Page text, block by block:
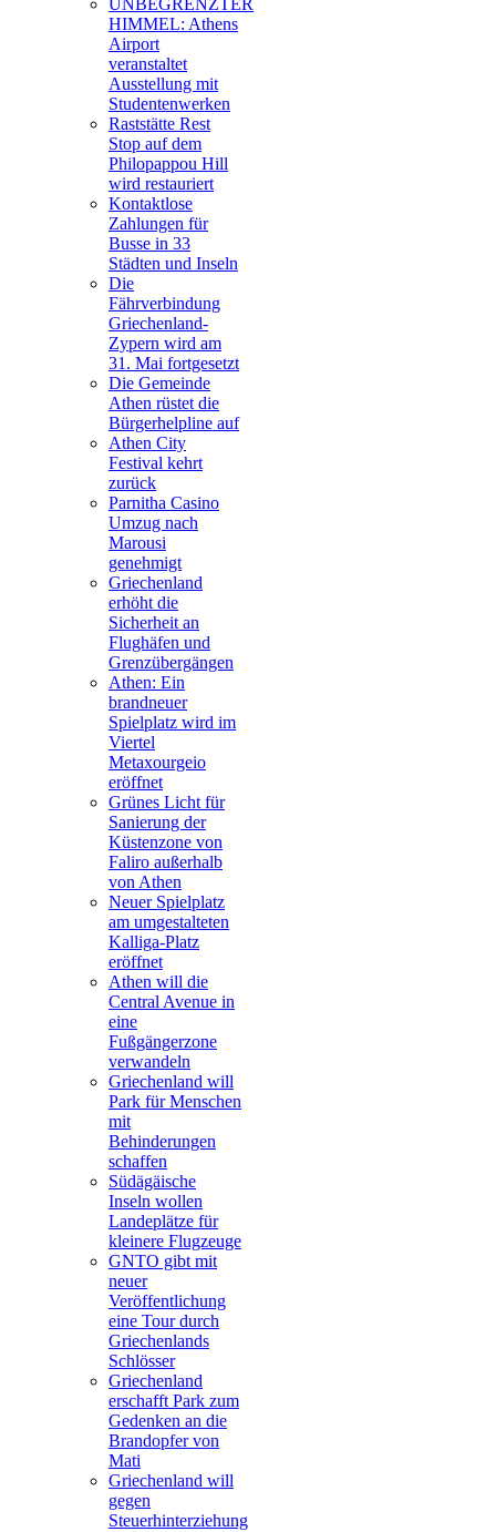
UNBEGRENZTER
HIMMEL: Athens
Airport
veranstaltet
Ausstellung mit
Studentenwerken
Raststätte Rest
Stop auf dem
Philopappou Hill
wird restauriert
Kontaktlose
Zahlungen für
Busse in 33
Städten und Inseln
Die
Fährverbindung
Griechenland-
Zypern wird am
31. Mai fortgesetzt
Die Gemeinde
Athen rüstet die
Bürgerhelpline auf
Athen City
Festival kehrt
zurück
Parnitha Casino
Umzug nach
Marousi
genehmigt
Griechenland
erhöht die
Sicherheit an
Flughäfen und
Grenzübergängen
Athen: Ein
brandneuer
Spielplatz wird im
Viertel
Metaxourgeio
eröffnet
Grünes Licht für
Sanierung der
Küstenzone von
Faliro außerhalb
von Athen
Neuer Spielplatz
am umgestalteten
Kalliga-Platz
eröffnet
Athen will die
Central Avenue in
eine
Fußgängerzone
verwandeln
Griechenland will
Park für Menschen
mit
Behinderungen
schaffen
Südägäische
Inseln wollen
Landeplätze für
kleinere Flugzeuge
GNTO gibt mit
neuer
Veröffentlichung
eine Tour durch
Griechenlands
Schlösser
Griechenland
erschafft Park zum
Gedenken an die
Brandopfer von
Mati
Griechenland will
gegen
Steuerhinterziehung